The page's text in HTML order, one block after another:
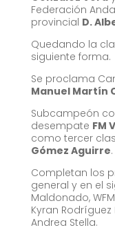
Federación
provincial D.
Quedando la
siguiente forma.
Se proclama
Manuel Martín
Subcampeón
desempate FM
como tercer
Gómez Aguirre.
Completan los
general y en el
Maldonado,
Kyran Rodríguez
Andrea Stella.